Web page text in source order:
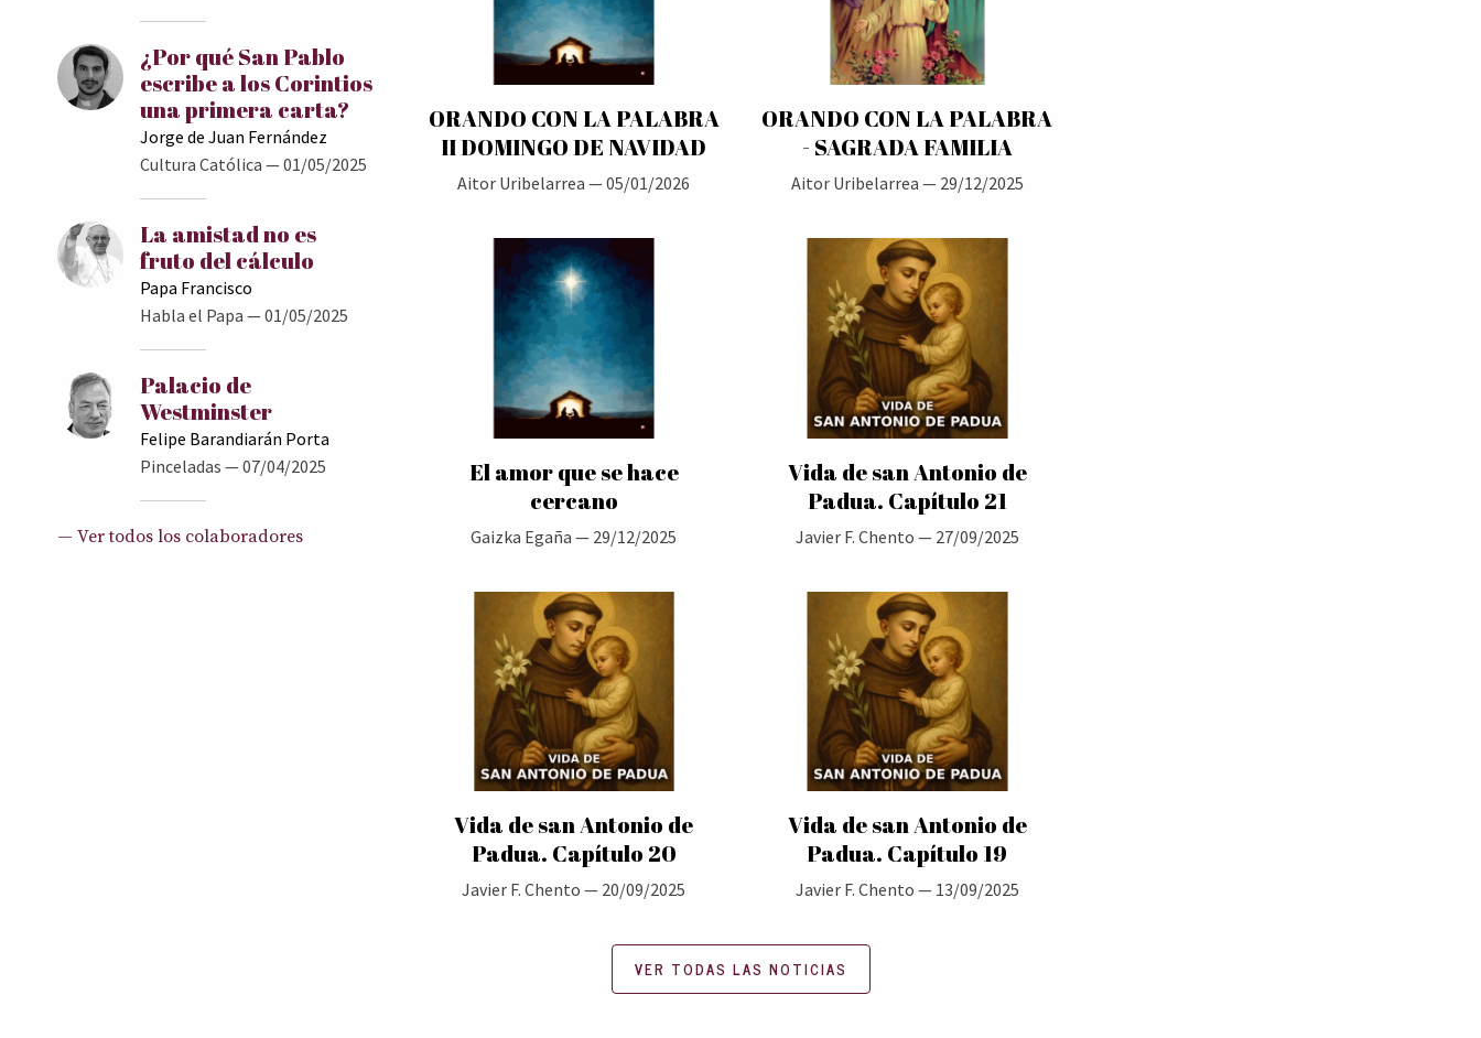
ORANDO CON LA PALABRA
II DOMINGO DE NAVIDAD
Aitor Uribelarrea —05/01/2026
ORANDO CON LA PALABRA
- SAGRADA FAMILIA
Aitor Uribelarrea — 29/12/2025
El amor que se hace
cercano
Gaizka Egaña — 29/12/2025
Vida de san Antonio de
Padua. Capítulo 21
Javier F. Chento — 27/09/2025
Vida de san Antonio de
Padua. Capítulo 20
Javier F. Chento — 20/09/2025
Vida de san Antonio de
Padua. Capítulo 19
Javier F. Chento — 13/09/2025
VER TODAS LAS NOTICIAS
¿Por qué San Pablo
escribe a los Corintios
una primera carta?
Jorge de Juan Fernández
Cultura Católica — 01/05/2025
La amistad no es
fruto del cálculo
Papa Francisco
Habla el Papa — 01/05/2025
Palacio de
Westminster
Felipe Barandiarán Porta
Pinceladas — 07/04/2025
— Ver todos los colaboradores